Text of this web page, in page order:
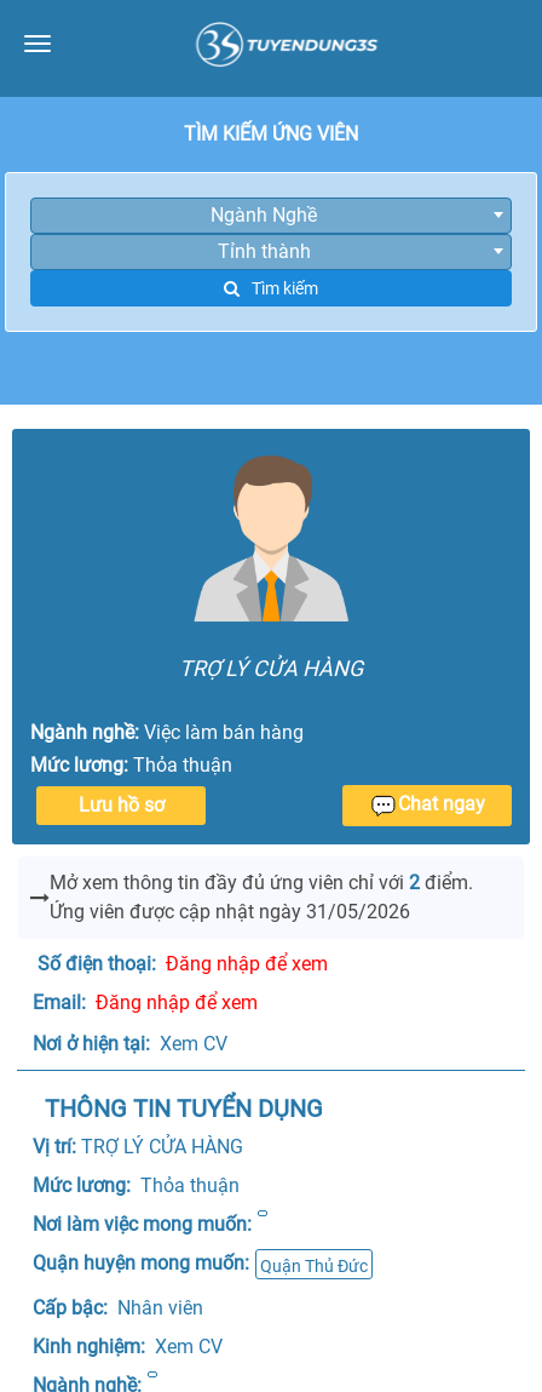
Toggle
TÌM KIẾM ỨNG VIÊN
Ngành Nghề
Tỉnh thành
Tìm kiếm
TRỢ LÝ CỬA HÀNG
Ngành nghề: Việc làm bán hàng
Mức lương: Thỏa thuận
Lưu hồ sơ
Chat ngay
Mở xem thông tin đầy đủ ứng viên chỉ với 2 điểm.
Ứng viên được cập nhật ngày 31/05/2026
Số điện thoại: Đăng nhập để xem
Email: Đăng nhập để xem
Nơi ở hiện tại: Xem CV
THÔNG TIN TUYỂN DỤNG
Vị trí: TRỢ LÝ CỬA HÀNG
Mức lương: Thỏa thuận
Nơi làm việc mong muốn:
Quận huyện mong muốn: Quận Thủ Đức
Cấp bậc: Nhân viên
Kinh nghiệm: Xem CV
Ngành nghề: